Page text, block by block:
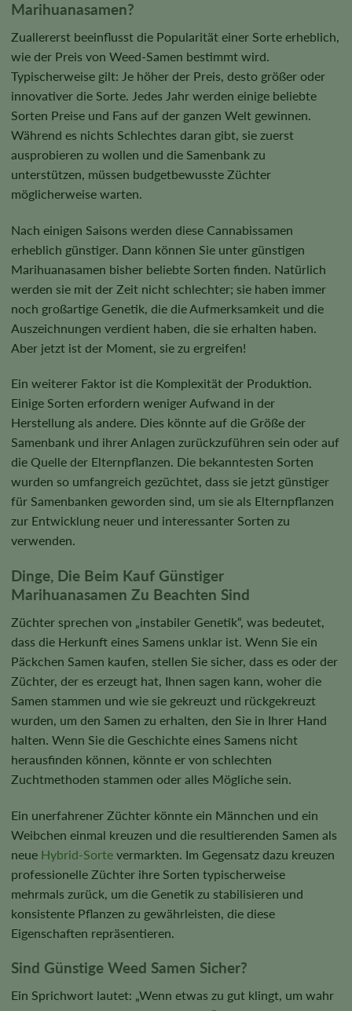
Marihuanasamen?
Zuallererst beeinflusst die Popularität einer Sorte erheblich,
wie der Preis von Weed-Samen bestimmt wird.
Typischerweise gilt: Je höher der Preis, desto größer oder
innovativer die Sorte. Jedes Jahr werden einige beliebte
Sorten Preise und Fans auf der ganzen Welt gewinnen.
Während es nichts Schlechtes daran gibt, sie zuerst
ausprobieren zu wollen und die Samenbank zu
unterstützen, müssen budgetbewusste Züchter
möglicherweise warten.
Nach einigen Saisons werden diese Cannabissamen
erheblich günstiger. Dann können Sie unter günstigen
Marihuanasamen bisher beliebte Sorten finden. Natürlich
werden sie mit der Zeit nicht schlechter; sie haben immer
noch großartige Genetik, die die Aufmerksamkeit und die
Auszeichnungen verdient haben, die sie erhalten haben.
Aber jetzt ist der Moment, sie zu ergreifen!
Ein weiterer Faktor ist die Komplexität der Produktion.
Einige Sorten erfordern weniger Aufwand in der
Herstellung als andere. Dies könnte auf die Größe der
Samenbank und ihrer Anlagen zurückzuführen sein oder auf
die Quelle der Elternpflanzen. Die bekanntesten Sorten
wurden so umfangreich gezüchtet, dass sie jetzt günstiger
für Samenbanken geworden sind, um sie als Elternpflanzen
zur Entwicklung neuer und interessanter Sorten zu
verwenden.
Dinge, Die Beim Kauf Günstiger
Marihuanasamen Zu Beachten Sind
Züchter sprechen von „instabiler Genetik“, was bedeutet,
dass die Herkunft eines Samens unklar ist. Wenn Sie ein
Päckchen Samen kaufen, stellen Sie sicher, dass es oder der
Züchter, der es erzeugt hat, Ihnen sagen kann, woher die
Samen stammen und wie sie gekreuzt und rückgekreuzt
wurden, um den Samen zu erhalten, den Sie in Ihrer Hand
halten. Wenn Sie die Geschichte eines Samens nicht
herausfinden können, könnte er von schlechten
Zuchtmethoden stammen oder alles Mögliche sein.
Ein unerfahrener Züchter könnte ein Männchen und ein
Weibchen einmal kreuzen und die resultierenden Samen als
neue Hybrid-Sorte vermarkten. Im Gegensatz dazu kreuzen
professionelle Züchter ihre Sorten typischerweise
mehrmals zurück, um die Genetik zu stabilisieren und
konsistente Pflanzen zu gewährleisten, die diese
Eigenschaften repräsentieren.
Sind Günstige Weed Samen Sicher?
Ein Sprichwort lautet: „Wenn etwas zu gut klingt, um wahr